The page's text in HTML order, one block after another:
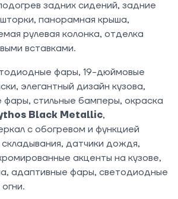
задних сидений, задние
панорамная крыша,
рулевая колонка, отделка
вставками.
фары, 19-дюймовые
элегантный дизайн кузова,
фары, стильные бамперы, окраска
Black Metallic,
с обогревом и функцией
датчики дождя,
акценты на кузове,
адаптивные фары, светодиодные